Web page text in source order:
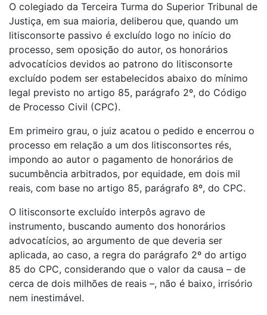
O colegiado da Terceira Turma do Superior Tribunal de
Justiça, em sua maioria, deliberou que, quando um
litisconsorte passivo é excluído logo no início do
processo, sem oposição do autor, os honorários
advocatícios devidos ao patrono do litisconsorte
excluído podem ser estabelecidos abaixo do mínimo
legal previsto no artigo 85, parágrafo 2º, do Código
de Processo Civil (CPC).
Em primeiro grau, o juiz acatou o pedido e encerrou o
processo em relação a um dos litisconsortes rés,
impondo ao autor o pagamento de honorários de
sucumbência arbitrados, por equidade, em dois mil
reais, com base no artigo 85, parágrafo 8º, do CPC.
O litisconsorte excluído interpôs agravo de
instrumento, buscando aumento dos honorários
advocatícios, ao argumento de que deveria ser
aplicada, ao caso, a regra do parágrafo 2º do artigo
85 do CPC, considerando que o valor da causa – de
cerca de dois milhões de reais –, não é baixo, irrisório
nem inestimável.